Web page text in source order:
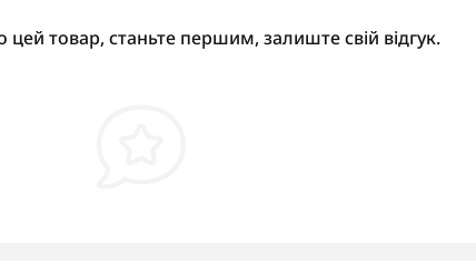
цей товар, станьте першим, залиште свій відгук.